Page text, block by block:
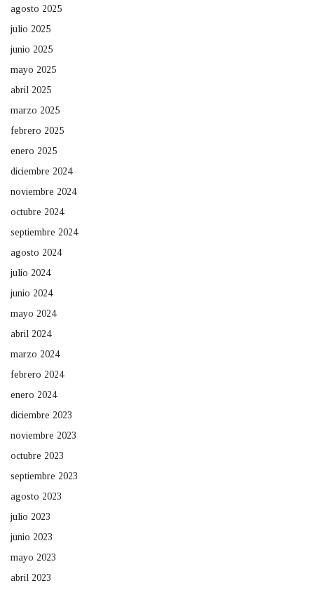
agosto 2025
julio 2025
junio 2025
mayo 2025
abril 2025
marzo 2025
febrero 2025
enero 2025
diciembre 2024
noviembre 2024
octubre 2024
septiembre 2024
agosto 2024
julio 2024
junio 2024
mayo 2024
abril 2024
marzo 2024
febrero 2024
enero 2024
diciembre 2023
noviembre 2023
octubre 2023
septiembre 2023
agosto 2023
julio 2023
junio 2023
mayo 2023
abril 2023